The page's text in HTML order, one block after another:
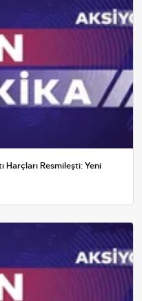
Resmileşti: Yeni